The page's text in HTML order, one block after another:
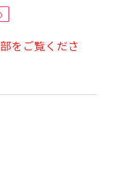
しょうがの味
をご覧くださ